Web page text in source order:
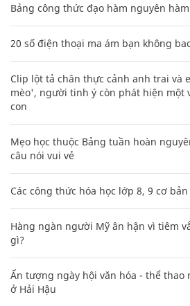
Bảng công thức đạo hàm nguyên
20 số điện thoại ma ám bạn không
Clip lột tả chân thực cảnh anh trai và
mèo', người tinh ý còn phát hiện một
con
Mẹo học thuộc Bảng tuần hoàn
câu nói vui vẻ
Các công thức hóa học lớp 8, 9 cơ
Hàng ngàn người Mỹ ân hận vì tiêm
gì?
Ấn tượng ngày hội văn hóa - thể thao
ở Hải Hậu